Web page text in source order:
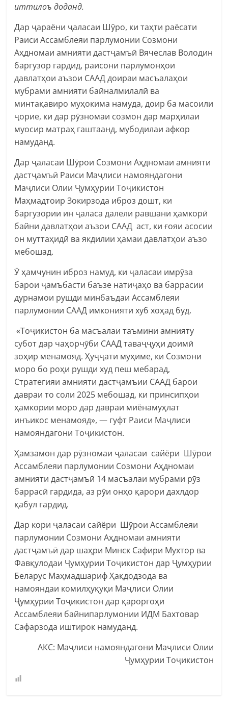
иттилоъ доданд.
Дар ҷараёни ҷаласаи Шӯро, ки таҳти раёсати
Раиси Ассамблеяи парлумонии Созмони
Аҳдномаи амнияти дастҷамъӣ Вячеслав Володин
баргузор гардид, раисони парлумонҳои
давлатҳои аъзои СААД доираи масъалаҳои
мубрами амнияти байналмилалӣ ва
минтақавиро муҳокима намуда, доир ба масоили
ҷорие, ки дар рӯзномаи созмон дар марҳилаи
муосир матраҳ гаштаанд, мубодилаи афкор
намуданд.
Дар ҷаласаи Шӯрои Созмони Аҳдномаи амнияти
дастҷамъӣ Раиси Маҷлиси намояндагони
Маҷлиси Олии Ҷумҳурии Тоҷикистон
Маҳмадтоир Зокирзода иброз дошт, ки
баргузории ин ҷаласа далели равшани ҳамкорӣ
байни давлатҳои аъзои СААД аст, ки ғояи асосии
он муттаҳидӣ ва якдилии ҳамаи давлатҳои аъзо
мебошад.
Ӯ ҳамчунин иброз намуд, ки ҷаласаи имрӯза
барои ҷамъбасти баъзе натиҷаҳо ва баррасии
дурнамои рушди минбаъдаи Ассамблеяи
парлумонии СААД имконияти хуб хоҳад буд.
«Тоҷикистон ба масъалаи таъмини амнияту
субот дар чаҳорчӯби СААД таваҷҷуҳи доимӣ
зоҳир менамояд. Ҳуҷҷати муҳиме, ки Созмони
моро бо роҳи рушди худ пеш мебарад,
Стратегияи амнияти дастҷамъии СААД барои
давраи то соли 2025 мебошад, ки принсипҳои
ҳамкории моро дар давраи миёнамуҳлат
инъикос менамояд», — гуфт Раиси Маҷлиси
намояндагони Тоҷикистон.
Ҳамзамон дар рӯзномаи ҷаласаи сайёри Шӯрои
Ассамблеяи парлумонии Созмони Аҳдномаи
амнияти дастҷамъӣ 14 масъалаи мубрами рӯз
баррасӣ гардида, аз рӯи онҳо қарори дахлдор
қабул гардид.
Дар кори ҷаласаи сайёри Шӯрои Ассамблеяи
парлумонии Созмони Аҳдномаи амнияти
дастҷамъӣ дар шаҳри Минск Сафири Мухтор ва
Фавқулодаи Ҷумҳурии Тоҷикистон дар Ҷумҳурии
Беларус Маҳмадшариф Ҳақдодзода ва
намояндаи комилҳуқуқи Маҷлиси Олии
Ҷумҳурии Тоҷикистон дар қароргоҳи
Ассамблеяи байнипарлумонии ИДМ Бахтовар
Сафарзода иштирок намуданд.
АКС: Маҷлиси намояндагони Маҷлиси Олии
Ҷумҳурии Тоҷикистон